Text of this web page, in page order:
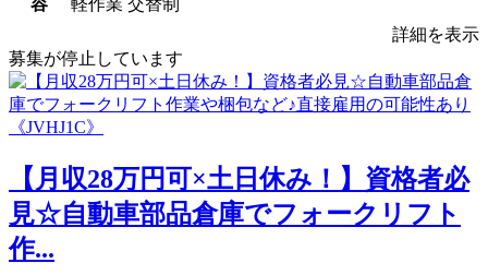
詳細を表示
募集が停止しています
【月収28万円可×土日休み！】資格者必
見☆自動車部品倉庫でフォークリフト
作...